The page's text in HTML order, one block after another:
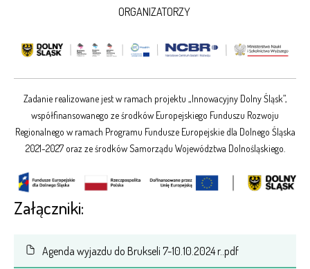
ORGANIZATORZY
Zadanie realizowane jest w ramach projektu „Innowacyjny Dolny Śląsk”,
współfinansowanego ze środków Europejskiego Funduszu Rozwoju
Regionalnego w ramach Programu Fundusze Europejskie dla Dolnego Śląska
2021-2027 oraz ze środków Samorządu Województwa Dolnośląskiego.
Załączniki:
Agenda wyjazdu do Brukseli 7-10.10.2024 r..pdf